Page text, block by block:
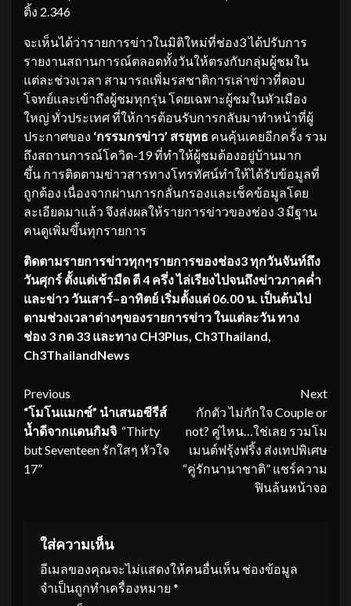
ติ้ง 2.346
จะเห็นได้ว่ารายการข่าวในมิติใหม่ที่ช่อง3 ได้ปรับการ
รายงานสถานการณ์ตลอดทั้งวันให้ตรงกับกลุ่มผู้ชมใน
แต่ละช่วงเวลา สามารถเพิ่มรสชาติการเล่าข่าวที่ตอบ
โจทย์และเข้าถึงผู้ชมทุกรุ่น โดยเฉพาะผู้ชมในหัวเมือง
ใหญ่ ทั่วประเทศ ที่ให้การต้อนรับการกลับมาทำหน้าที่ผู้
ประกาศของ ‘กรรมกรข่าว’ สรยุทธ คนคุ้นเคยอีกครั้ง รวม
ถึงสถานการณ์โควิด-19 ที่ทำให้ผู้ชมต้องอยู่บ้านมาก
ขึ้น การติดตามข่าวสารทางโทรทัศน์ทำให้ได้รับข้อมูลที่
ถูกต้อง เนื่องจากผ่านการกลั่นกรองและเช็คข้อมูลโดย
ละเอียดมาแล้ว จึงส่งผลให้รายการข่าวของช่อง 3 มีฐาน
คนดูเพิ่มขึ้นทุกรายการ
ติดตามรายการข่าวทุกๆรายการของช่อง3ทุกวันจันท์ถึง
วันศุกร์ ตั้งแต่เช้ามืด ตี4 ครึ่ง ไล่เรียงไปจนถึงข่าวภาคค่ำ
และข่าววันเสาร์–อาทิตย์ เริ่มตั้งแต่ 06.00 น. เป็นต้นไป
ตามช่วงเวลาต่างๆของรายการข่าว ในแต่ละวัน ทาง
ช่อง 3 กด 33 และทาง CH3Plus, Ch3Thailand,
Ch3ThailandNews
Continue
Reading
Previous
“โมโนแมกซ์” นำเสนอซีรีส์
น้ำดีจากแดนกิมจิ “Thirty
but Seventeen รักใสๆ หัวใจ
17”
Next
กักตัว ไม่กักใจ Couple or
not? คู่ไหน…ใช่เลย รวมโม
เมนต์ฟรุ้งฟริ้ง ส่งเทปพิเศษ
“คู่รักนานาชาติ” แชร์ความ
ฟินล้นหน้าจอ
ใส่ความเห็น
อีเมลของคุณจะไม่แสดงให้คนอื่นเห็น ช่องข้อมูล
จำเป็นถูกทำเครื่องหมาย *